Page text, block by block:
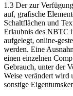
1.3 Der zur
auf, grafische
Schaltflächen und
Erlaubnis des NBTC
aufgelegt, online-
werden. Eine
einen einzelnen
Gebrauch, unter der
Weise verändert wird
sonstige